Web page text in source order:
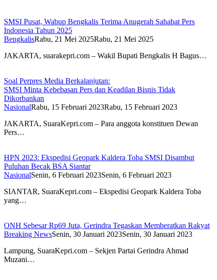
SMSI Pusat, Wabup Bengkalis Terima Anugerah Sahabat Pers
Indonesia Tahun 2025
BengkalisRabu, 21 Mei 2025Rabu, 21 Mei 2025
JAKARTA, suarakepri.com – Wakil Bupati Bengkalis H Bagus…
Soal Perpres Media Berkalanjutan:
SMSI Minta Kebebasan Pers dan Keadilan Bisnis Tidak
Dikorbankan
NasionalRabu, 15 Februari 2023Rabu, 15 Februari 2023
JAKARTA, SuaraKepri.com – Para anggota konstituen Dewan
Pers…
HPN 2023: Ekspedisi Geopark Kaldera Toba SMSI Disambut
Puluhan Becak BSA Siantar
NasionalSenin, 6 Februari 2023Senin, 6 Februari 2023
SIANTAR, SuaraKepri.com – Ekspedisi Geopark Kaldera Toba
yang…
ONH Sebesar Rp69 Juta, Gerindra Tegaskan Memberatkan Rakyat
Breaking NewsSenin, 30 Januari 2023Senin, 30 Januari 2023
Lampung, SuaraKepri.com – Sekjen Partai Gerindra Ahmad
Muzani…